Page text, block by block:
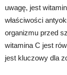
uwagę, jest
właściwości
organizmu przed
witamina C jest
jest kluczowy dla